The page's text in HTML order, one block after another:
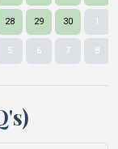
28 29 30 1
5 6 7 8